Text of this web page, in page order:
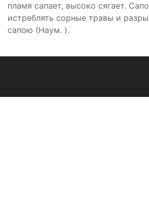
пламя сапает, высоко сягает.
истреблять сорные травы и
сапою (Наум. ).